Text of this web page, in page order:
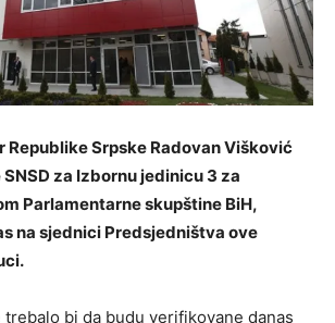
Republike Srpske Radovan Višković
za Izbornu jedinicu 3 za
Parlamentarne skupštine BiH,
na sjednici Predsjedništva ove
bi da budu verifikovane danas